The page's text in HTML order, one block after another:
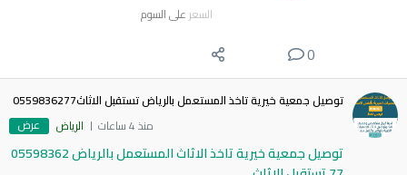
السعر على السوم
0
توصيل جمعية خيرية تاخذ المستعمل بالرياض تستقبل الاثاث0559836277
منذ 4 ساعات
الرياض عرض
توصيل جمعية خيرية تاخذ الاثاث المستعمل بالرياض 05598362